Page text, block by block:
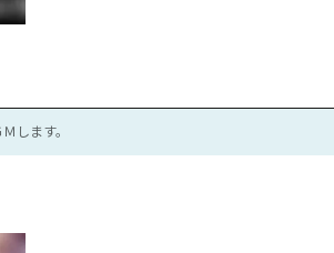
します。